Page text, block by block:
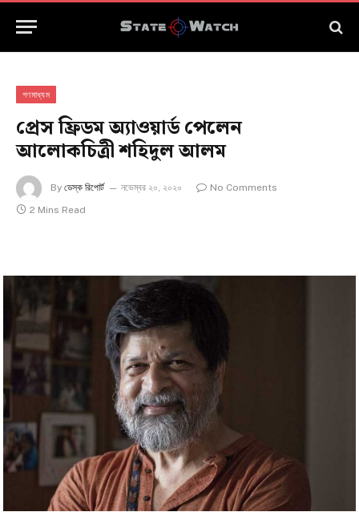
গণমাধ্যম
প্রেস ফ্রিডম অ্যাওয়ার্ড পেলেন
আলোকচিত্রী শহিদুল আলম
By ডেস্ক রিপোর্ট নভেম্বর ২০, ২০২০
No Comments
2 Mins Read